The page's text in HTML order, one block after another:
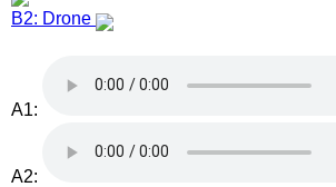
B2: Drone
A1:
A2: